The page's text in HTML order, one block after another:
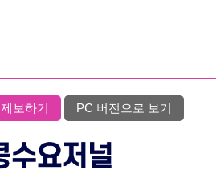
제보하기 PC 버전으로 보기